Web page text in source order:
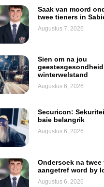
Saak van moord
twee tieners in
Augustus 7, 2026
Sien om na jou
winterwelstand
Augustus 6, 2026
Securicon:
baie belangrik
Augustus 6, 2026
Ondersoek na
aangetref word by
Augustus 6, 2026